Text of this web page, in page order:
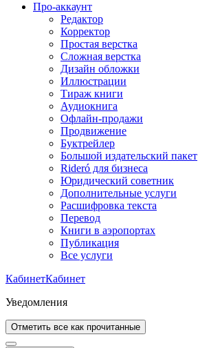
Про-аккаунт
Редактор
Корректор
Простая верстка
Сложная верстка
Дизайн обложки
Иллюстрации
Тираж книги
Аудиокнига
Офлайн-продажи
Продвижение
Буктрейлер
Большой издательский пакет
Rideró для бизнеса
Юридический советник
Дополнительные услуги
Расшифровка текста
Перевод
Книги в аэропортах
Публикация
Все услуги
КабинетКабинет
Уведомления
Отметить все как прочитанные